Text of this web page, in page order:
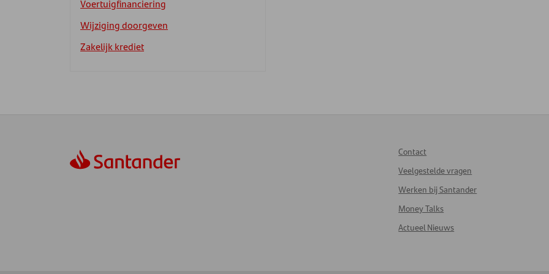
Voertuigfinanciering
Wijziging doorgeven
Zakelijk krediet
Contact
Veelgestelde vragen
Werken bij Santander
Money Talks
Actueel Nieuws